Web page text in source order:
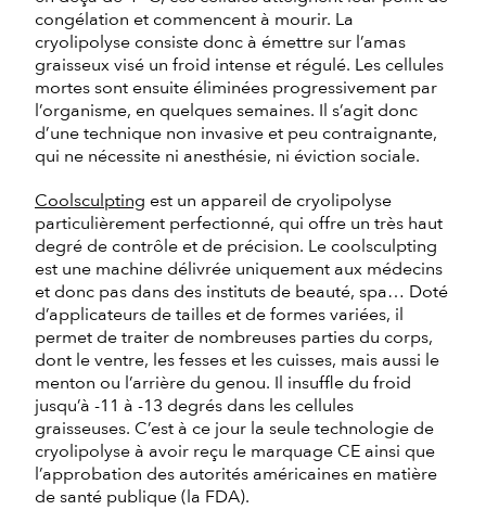
congélation et commencent à mourir. La
cryolipolyse consiste donc à émettre sur l’amas
graisseux visé un froid intense et régulé. Les cellules
mortes sont ensuite éliminées progressivement par
l’organisme, en quelques semaines. Il s’agit donc
d’une technique non invasive et peu contraignante,
qui ne nécessite ni anesthésie, ni éviction sociale.
Coolsculpting est un appareil de cryolipolyse
particulièrement perfectionné, qui offre un très haut
degré de contrôle et de précision. Le coolsculpting
est une machine délivrée uniquement aux médecins
et donc pas dans des instituts de beauté, spa… Doté
d’applicateurs de tailles et de formes variées, il
permet de traiter de nombreuses parties du corps,
dont le ventre, les fesses et les cuisses, mais aussi le
menton ou l’arrière du genou. Il insuffle du froid
jusqu’à -11 à -13 degrés dans les cellules
graisseuses. C’est à ce jour la seule technologie de
cryolipolyse à avoir reçu le marquage CE ainsi que
l’approbation des autorités américaines en matière
de santé publique (la FDA).